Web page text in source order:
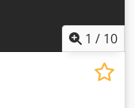
1 / 10